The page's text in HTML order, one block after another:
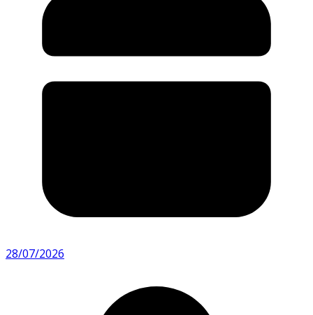
28/07/2026